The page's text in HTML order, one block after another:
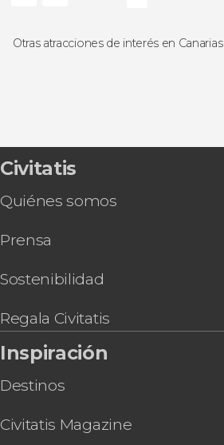
Otras atracciones de interés en Canarias
Playa de Papagayo
Civitatis
Quiénes somos
Prensa
Sostenibilidad
Regala Civitatis
Inspiración
Destinos
Civitatis Magazine